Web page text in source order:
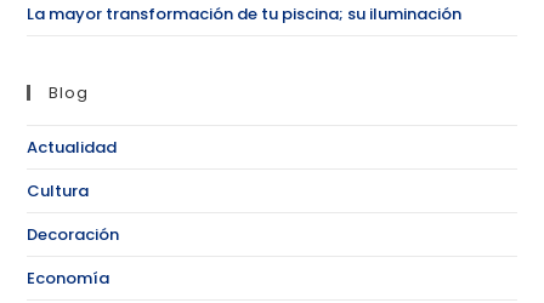
La mayor transformación de tu piscina; su iluminación
Blog
Actualidad
Cultura
Decoración
Economía